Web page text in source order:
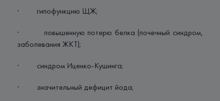
· гипофункцию ЩЖ;
· повышенную потерю белка (почечный синдром,
заболевания ЖКТ);
· синдром Иценко-Кушинга;
· значительный дефицит йода;